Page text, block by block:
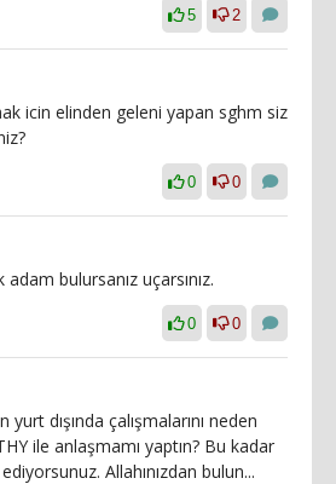
5 2
icin elinden geleni yapan sghm siz
0 0
adam bulursanız uçarsınız.
0 0
dışında çalışmalarını neden
ile anlaşmamı yaptın? Bu kadar
Allahınızdan bulun...